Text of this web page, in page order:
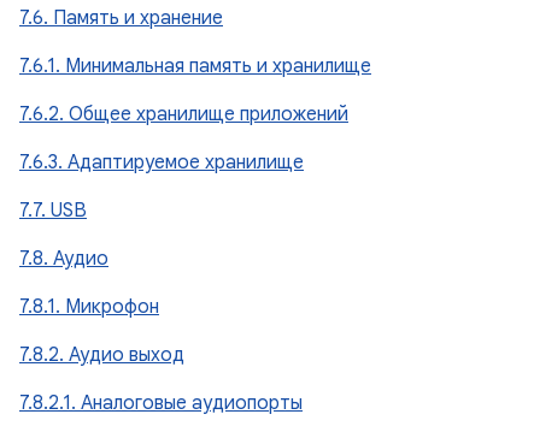
7.6. Память и хранение
7.6.1. Минимальная память и хранилище
7.6.2. Общее хранилище приложений
7.6.3. Адаптируемое хранилище
7.7. USB
7.8. Аудио
7.8.1. Микрофон
7.8.2. Аудио выход
7.8.2.1. Аналоговые аудиопорты